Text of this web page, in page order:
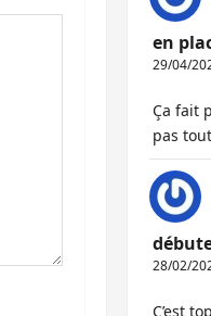
en
29/04/
Ça fait
pas
28/02/
C’est